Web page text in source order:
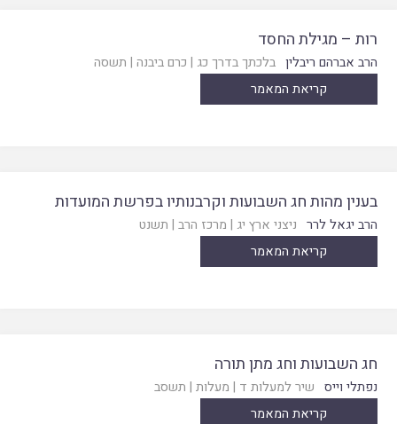
רות – מגילת החסד
הרב אברהם ריבלין בלכתך בדרך כג | כרם ביבנה | תשסה
קריאת המאמר
בענין מהות חג השבועות וקרבנותיו בפרשת המועדות
הרב יגאל לרר ניצני ארץ יג | מרכז הרב | תשנט
קריאת המאמר
חג השבועות וחג מתן תורה
נפתלי וייס שיר למעלות ד | מעלות | תשסב
קריאת המאמר